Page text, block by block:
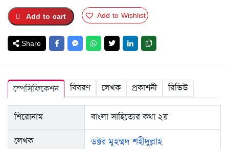
TK.480.TK.360.
Add to cart Add to Wishlist
Share
স্পেসিফিকেশন বিবরণ লেখক প্রকাশনী রিভিউ
শিরোনাম বাংলা সাহিত্যের কথা ২য়
লেখক ডক্টর মুহম্মদ শহীদুল্লাহ